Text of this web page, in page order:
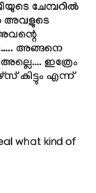
ചേമ്പറിൽ
അവളുടെ
അങ്ങനെ
ഇത്രേം
കിട്ടും എന്ന്
what kind of